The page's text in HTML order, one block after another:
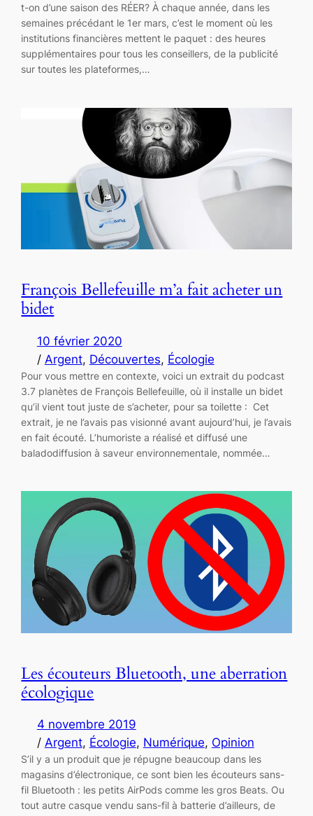
t-on d’une saison des RÉER? À chaque année, dans les
semaines précédant le 1er mars, c’est le moment où les
institutions financières mettent le paquet : des heures
supplémentaires pour tous les conseillers, de la publicité
sur toutes les plateformes,…
François Bellefeuille m’a fait acheter un
bidet
10 février 2020
/ Argent, Découvertes, Écologie
Pour vous mettre en contexte, voici un extrait du podcast
3.7 planètes de François Bellefeuille, où il installe un bidet
qu’il vient tout juste de s’acheter, pour sa toilette : Cet
extrait, je ne l’avais pas visionné avant aujourd’hui, je l’avais
en fait écouté. L’humoriste a réalisé et diffusé une
baladodiffusion à saveur environnementale, nommée…
Les écouteurs Bluetooth, une aberration
écologique
4 novembre 2019
/ Argent, Écologie, Numérique, Opinion
S’il y a un produit que je répugne beaucoup dans les
magasins d’électronique, ce sont bien les écouteurs sans-
fil Bluetooth : les petits AirPods comme les gros Beats. Ou
tout autre casque vendu sans-fil à batterie d’ailleurs, de